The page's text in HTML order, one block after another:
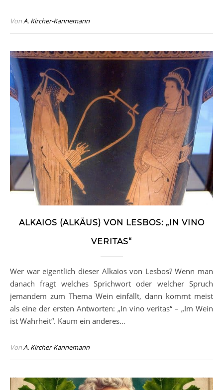
VonA. Kircher-Kannemann
ALKAIOS (ALKÄUS) VON LESBOS: „IN VINO
VERITAS“
Wer war eigentlich dieser Alkaios von Lesbos? Wenn man
danach fragt welches Sprichwort oder welcher Spruch
jemandem zum Thema Wein einfällt, dann kommt meist
als eine der ersten Antworten: „In vino veritas“ – „Im Wein
ist Wahrheit“. Kaum ein anderes…
VonA. Kircher-Kannemann